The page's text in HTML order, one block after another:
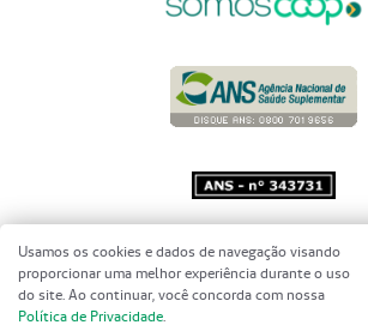
Copyright 2001 - 2026 Unimed do
Brasil - Todos os direitos reservados
Usamos os cookies e dados de navegação visando
proporcionar uma melhor experiência durante o uso
do site. Ao continuar, você concorda com nossa
Política de Privacidade.